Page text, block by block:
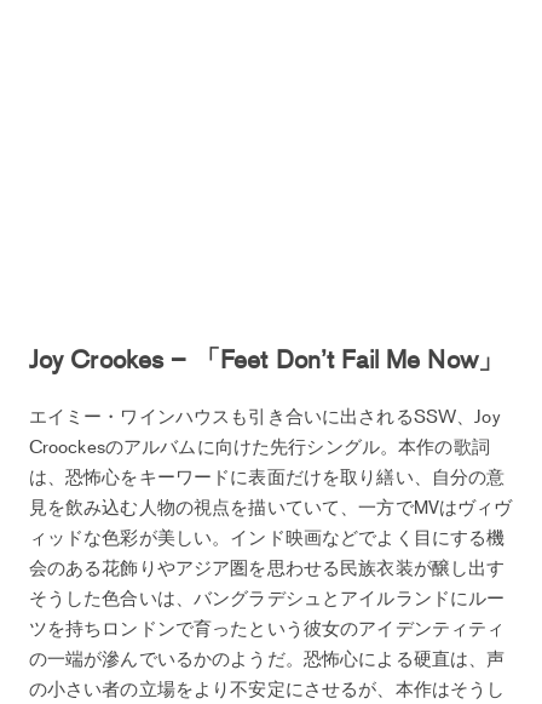
Joy Crookes – 「Feet Don’t Fail Me Now」
エイミー・ワインハウスも引き合いに出されるSSW、Joy
Croockesのアルバムに向けた先行シングル。本作の歌詞
は、恐怖心をキーワードに表面だけを取り繕い、自分の意
見を飲み込む人物の視点を描いていて、一方でMVはヴィヴ
ィッドな色彩が美しい。インド映画などでよく目にする機
会のある花飾りやアジア圏を思わせる民族衣装が醸し出す
そうした色合いは、バングラデシュとアイルランドにルー
ツを持ちロンドンで育ったという彼女のアイデンティティ
の一端が滲んでいるかのようだ。恐怖心による硬直は、声
の小さい者の立場をより不安定にさせるが、本作はそうし